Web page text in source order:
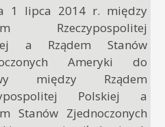
1 lipca 2014 r. między
Rzeczypospolitej
a Rządem Stanów
Ameryki do
między Rządem
Polskiej a
Stanów Zjednoczonych